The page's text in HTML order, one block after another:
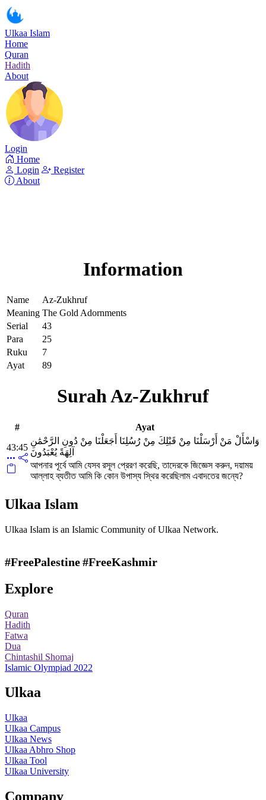
Ulkaa Islam
Home
Quran
Hadith
About
Login
Home
Login
Register
About
Information
Name
Az-Zukhruf
Meaning The Gold Adornments
Serial
43
Para
25
Ruku
7
Ayat
89
Surah Az-Zukhruf
#
Ayat
43:45
وَاسْأَلْ مَنْ أَرْسَلْنَا مِنْ قَبْلِكَ مِنْ رُسُلِنَا أَجَعَلْنَا مِنْ دُونِ الرَّحْمَٰنِ
آلِهَةً يُعْبَدُونَ
আপনার পূর্বে আমি যেসব রসূল প্রেরণ করেছি, তাদেরকে জিজ্ঞেস করুন, দয়াময়
আল্লাহ ব্যতীত আমি কি কোন উপাস্য স্থির করেছিলাম এবাদতের জন্যে?
Ulkaa Islam
Ulkaa Islam is an Islamic Community of Ulkaa Network.
#FreePalestine#FreeKashmir
Explore
Quran
Hadith
Fatwa
Dua
Chintashil Shomaj
Islamic Olympiad 2022
Ulkaa
Ulkaa
Ulkaa Campus
Ulkaa News
Ulkaa Abhro Shop
Ulkaa Tool
Ulkaa University
Company